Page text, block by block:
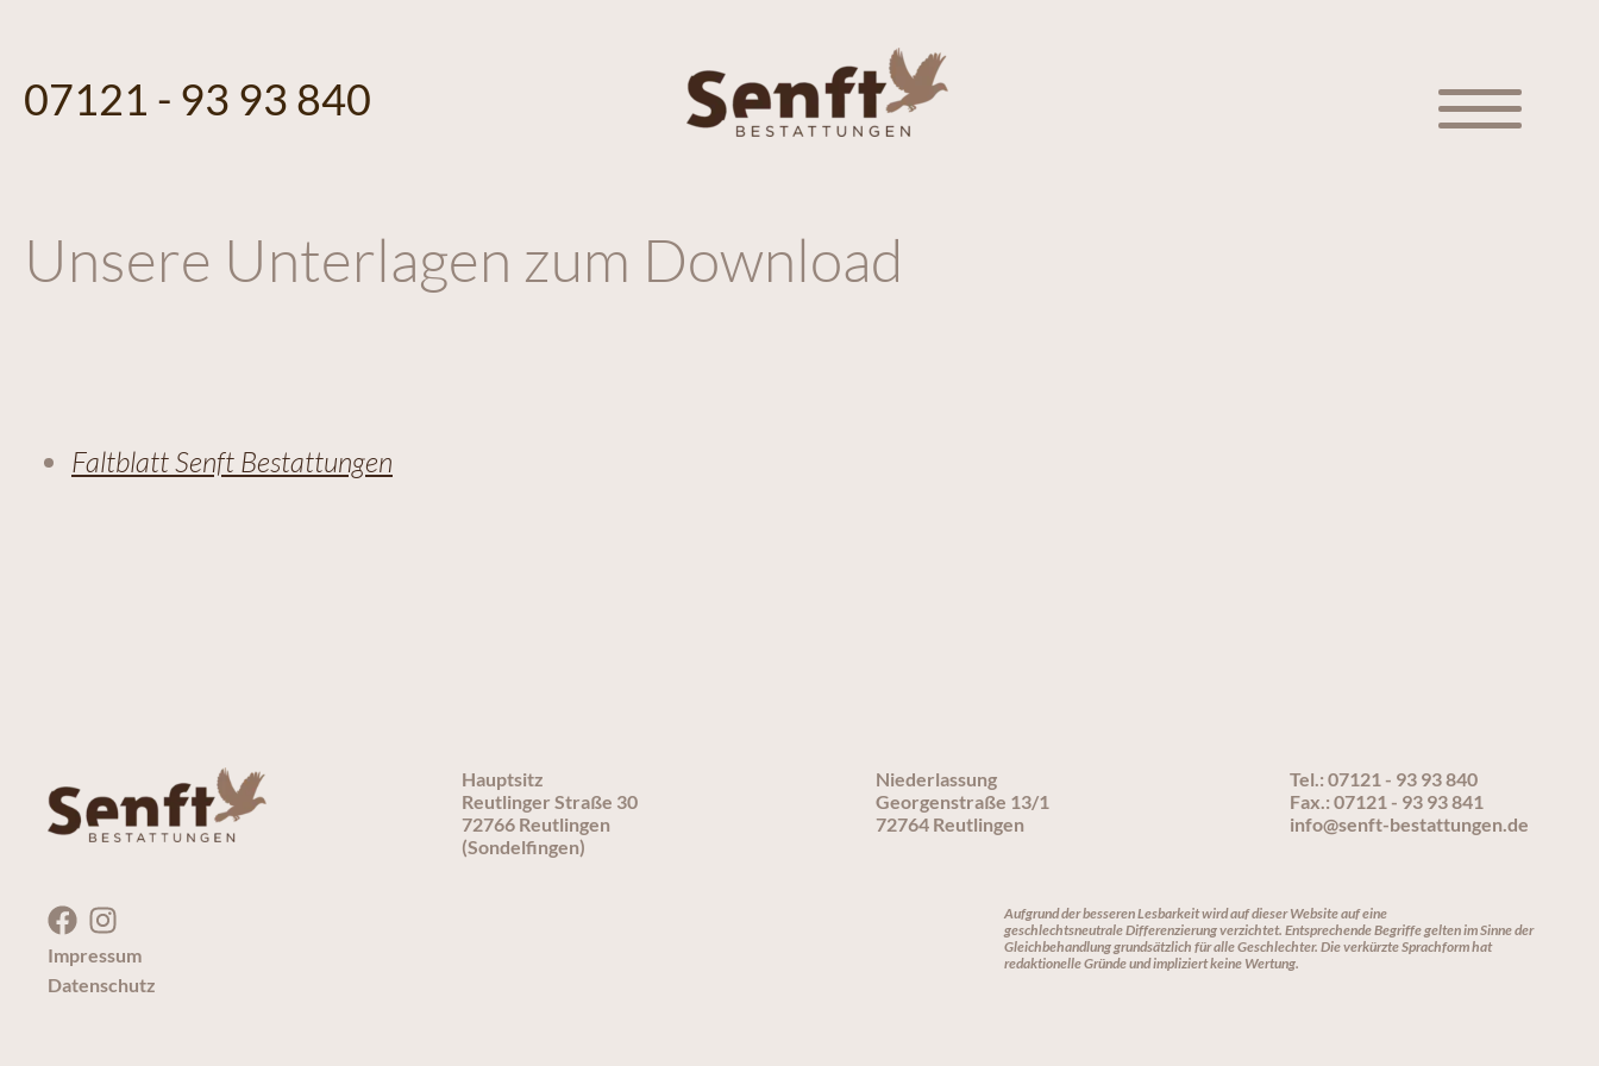
07121 - 93 93 840
Unsere Unterlagen zum Download
Faltblatt Senft Bestattungen
Hauptsitz
Reutlinger Straße 30
72766 Reutlingen
(Sondelfingen)
Niederlassung
Georgenstraße 13/1
72764 Reutlingen
Tel.: 07121 - 93 93 840
Fax.: 07121 - 93 93 841
info@senft-bestattungen.de
Impressum
Datenschutz
Aufgrund der besseren Lesbarkeit wird auf dieser Website auf eine
geschlechtsneutrale Differenzierung verzichtet. Entsprechende Begriffe gelten im Sinne der
Gleichbehandlung grundsätzlich für alle Geschlechter. Die verkürzte Sprachform hat
redaktionelle Gründe und impliziert keine Wertung.